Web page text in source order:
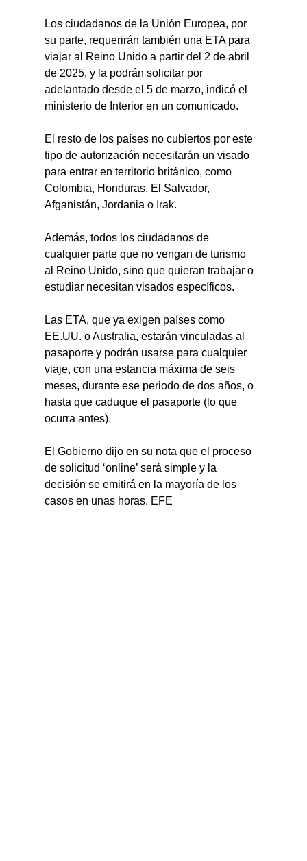
Los ciudadanos de la Unión Europea, por
su parte, requerirán también una ETA para
viajar al Reino Unido a partir del 2 de abril
de 2025, y la podrán solicitar por
adelantado desde el 5 de marzo, indicó el
ministerio de Interior en un comunicado.
El resto de los países no cubiertos por este
tipo de autorización necesitarán un visado
para entrar en territorio británico, como
Colombia, Honduras, El Salvador,
Afganistán, Jordania o Irak.
Además, todos los ciudadanos de
cualquier parte que no vengan de turismo
al Reino Unido, sino que quieran trabajar o
estudiar necesitan visados específicos.
Las ETA, que ya exigen países como
EE.UU. o Australia, estarán vinculadas al
pasaporte y podrán usarse para cualquier
viaje, con una estancia máxima de seis
meses, durante ese periodo de dos años, o
hasta que caduque el pasaporte (lo que
ocurra antes).
El Gobierno dijo en su nota que el proceso
de solicitud ‘online’ será simple y la
decisión se emitirá en la mayoría de los
casos en unas horas. EFE